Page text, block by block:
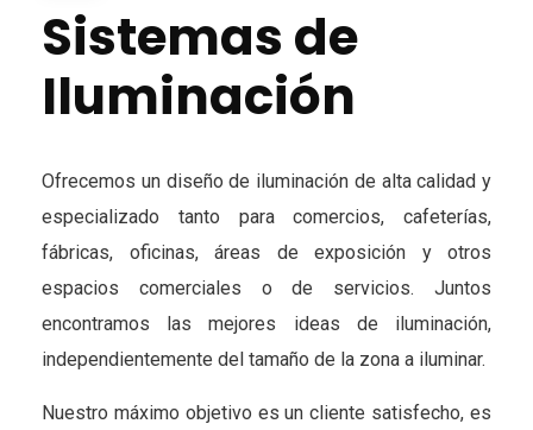
Sistemas de
Iluminación
Ofrecemos un diseño de iluminación de alta calidad y
especializado tanto para comercios, cafeterías,
fábricas, oficinas, áreas de exposición y otros
espacios comerciales o de servicios. Juntos
encontramos las mejores ideas de iluminación,
independientemente del tamaño de la zona a iluminar.
Nuestro máximo objetivo es un cliente satisfecho, es